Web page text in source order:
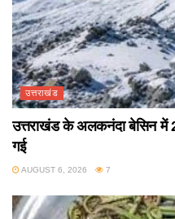
उत्तराखंड
उत्तराखंड के अलकनंदा बेसिन में
गई
AUGUST 6, 2026 7